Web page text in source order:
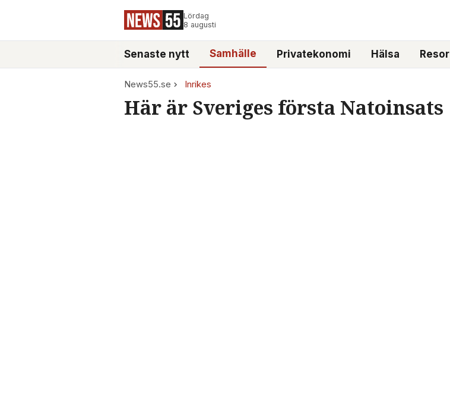
Lördag
8 augusti
Senaste nytt Samhälle Privatekonomi Hälsa Resor
News55.se Inrikes
Här är Sveriges första Natoinsats